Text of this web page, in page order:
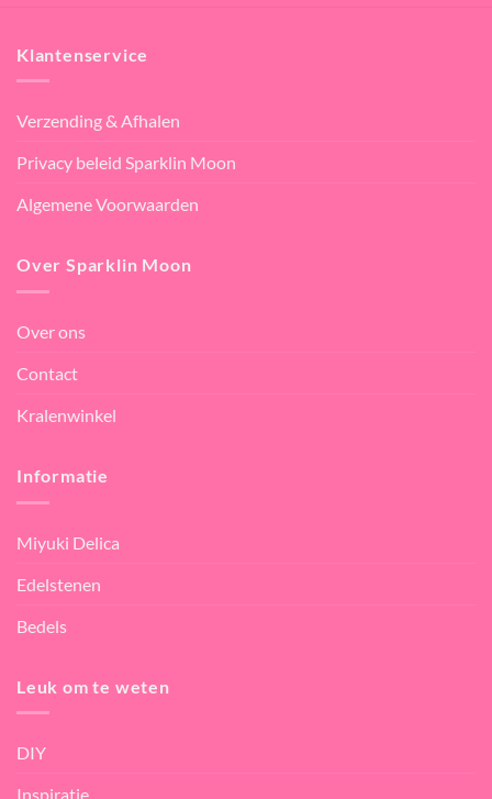
Klantenservice
Verzending & Afhalen
Privacy beleid Sparklin Moon
Algemene Voorwaarden
Over Sparklin Moon
Over ons
Contact
Kralenwinkel
Informatie
Miyuki Delica
Edelstenen
Bedels
Leuk om te weten
DIY
Inspiratie